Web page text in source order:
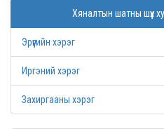
Хяналтын шатны шүүх
Эрүүгийн хэрэг
Иргэний хэрэг
Захиргааны хэрэг